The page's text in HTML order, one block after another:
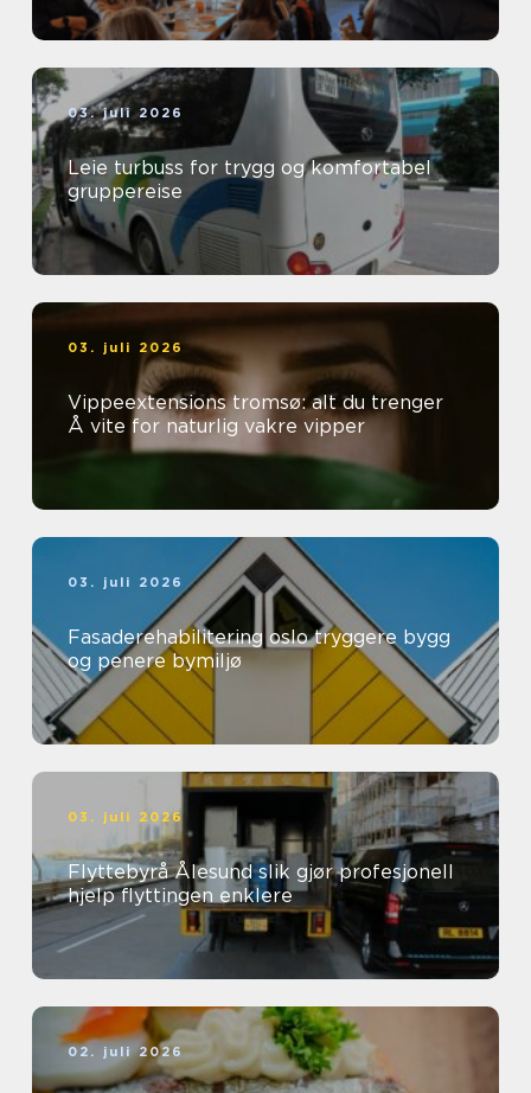
03. juli 2026
Leie turbuss for trygg og komfortabel
gruppereise
03. juli 2026
Vippeextensions tromsø: alt du trenger
Å vite for naturlig vakre vipper
03. juli 2026
Fasaderehabilitering oslo tryggere bygg
og penere bymiljø
03. juli 2026
Flyttebyrå Ålesund slik gjør profesjonell
hjelp flyttingen enklere
02. juli 2026